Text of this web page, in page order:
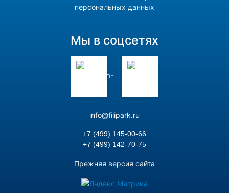
персональных данных
Мы в соцсетях
info@filipark.ru
+7 (499) 145-00-66
+7 (499) 142-70-75
Прежняя версия сайта